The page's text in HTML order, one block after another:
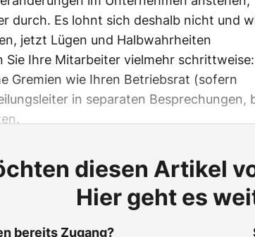
durch. Es lohnt sich deshalb nicht und
jetzt Lügen und Halbwahrheiten
Sie Ihre Mitarbeiter vielmehr schrittweise:
Gremien wie Ihren Betriebsrat (sofern
in separaten Besprechungen,
diesen Artikel
Hier geht es
bereits Zugang?